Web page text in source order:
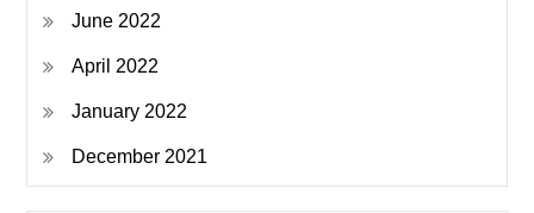
June 2022
April 2022
January 2022
December 2021